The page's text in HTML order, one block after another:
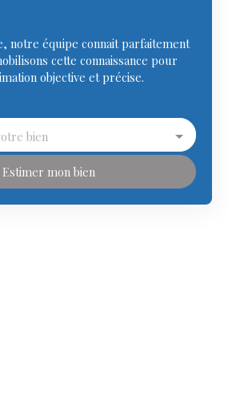
notre équipe connait parfaitement
cette connaissance pour
objective et précise.
bien
Estimer mon bien